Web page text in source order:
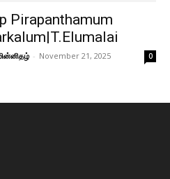
Pirapanthamum
- November 21, 2025 0